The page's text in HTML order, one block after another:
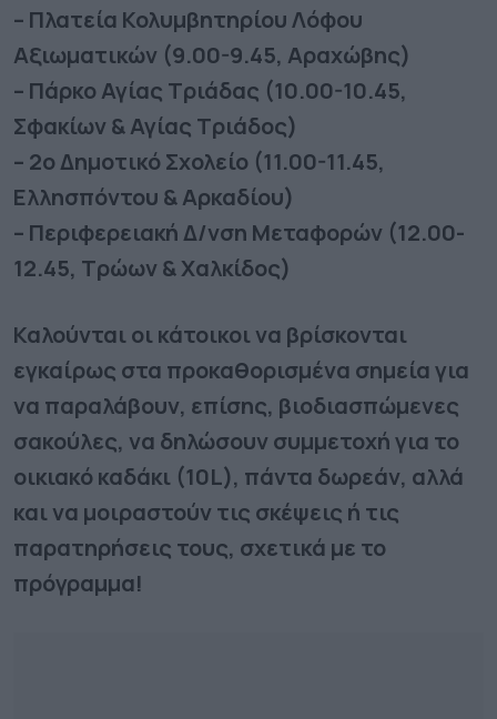
– Πλατεία Κολυμβητηρίου Λόφου
Αξιωματικών (9.00-9.45, Αραχώβης)
– Πάρκο Αγίας Τριάδας (10.00-10.45,
Σφακίων & Αγίας Τριάδος)
– 2ο Δημοτικό Σχολείο (11.00-11.45,
Ελλησπόντου & Αρκαδίου)
– Περιφερειακή Δ/νση Μεταφορών (12.00-
12.45, Τρώων & Χαλκίδος)
Καλούνται οι κάτοικοι να βρίσκονται
εγκαίρως στα προκαθορισμένα σημεία για
να παραλάβουν, επίσης, βιοδιασπώμενες
σακούλες, να δηλώσουν συμμετοχή για το
οικιακό καδάκι (10L), πάντα δωρεάν, αλλά
και να μοιραστούν τις σκέψεις ή τις
παρατηρήσεις τους, σχετικά με το
πρόγραμμα!